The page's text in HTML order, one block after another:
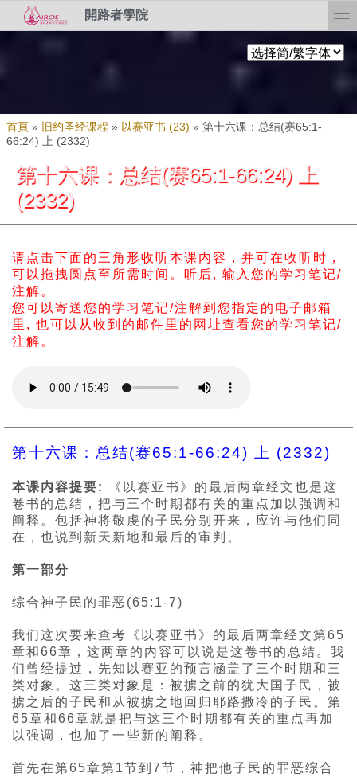
移至主內容
Skip to search
開路者學院
您在這裡
首頁 » 旧约圣经课程 » 以赛亚书 (23) »第十六课：总结(赛65:1-
66:24) 上 (2332)
第十六课：总结(赛65:1-66:24) 上
(2332)
请点击下面的三角形收听本课内容，并可在收听时，
可以拖拽圆点至所需时间。 听后, 输入您的学习笔记/
注解。
您可以寄送您的学习笔记/注解到您指定的电子邮箱
里, 也可以从收到的邮件里的网址查看您的学习笔记/
注解。
第十六课：总结(赛65:1-66:24) 上 (2332)
本课内容提要:
《以赛亚书》的最后两章经文也是这
卷书的总结，把与三个时期都有关的重点加以强调和
阐释。包括神将敬虔的子民分别开来，应许与他们同
在，也说到新天新地和最后的审判。
第一部分
综合神子民的罪恶(65:1-7)
我们这次要来查考《以赛亚书》的最后两章经文第65
章和66章，这两章的内容可以说是这卷书的总结。我
们曾经提过，先知以赛亚的预言涵盖了三个时期和三
类对象。这三类对象是：被掳之前的犹大国子民，被
掳之后的子民和从被掳之地回归耶路撒冷的子民。第
65章和66章就是把与这三个时期都有关的重点再加
以强调，也加了一些新的阐释。
首先在第65章第1节到7节，神把他子民的罪恶综合